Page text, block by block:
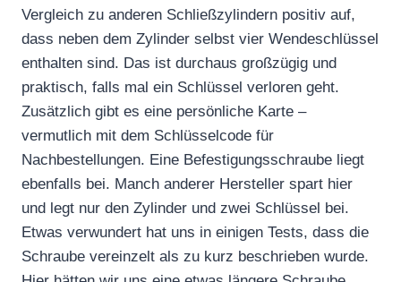
Vergleich zu anderen Schließzylindern positiv auf,
dass neben dem Zylinder selbst vier Wendeschlüssel
enthalten sind. Das ist durchaus großzügig und
praktisch, falls mal ein Schlüssel verloren geht.
Zusätzlich gibt es eine persönliche Karte –
vermutlich mit dem Schlüsselcode für
Nachbestellungen. Eine Befestigungsschraube liegt
ebenfalls bei. Manch anderer Hersteller spart hier
und legt nur den Zylinder und zwei Schlüssel bei.
Etwas verwundert hat uns in einigen Tests, dass die
Schraube vereinzelt als zu kurz beschrieben wurde.